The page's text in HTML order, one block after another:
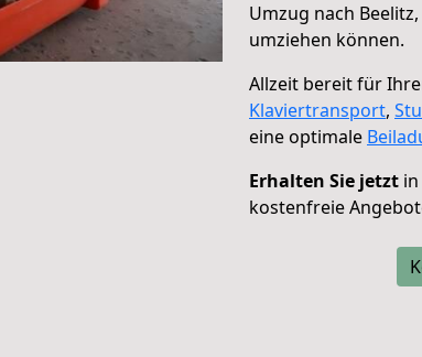
Umzug nach Beelitz,
umziehen können.
Allzeit bereit für
Klaviertransport,
eine optimale
Erhalten Sie jetzt
kostenfreie